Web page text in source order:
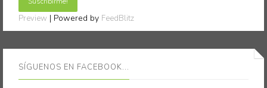
Preview | Powered by FeedBlitz
SÍGUENOS EN FACEBOOK...